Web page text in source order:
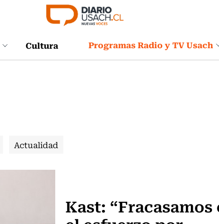
Cultura Programas Radio y TV Usach
Actualidad
Kast: “Fracasamos